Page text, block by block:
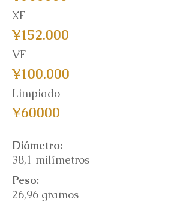
XF
¥152.000
VF
¥100.000
Limpiado
¥60000
Diámetro:
38,1 milímetros
Peso:
26,96 gramos